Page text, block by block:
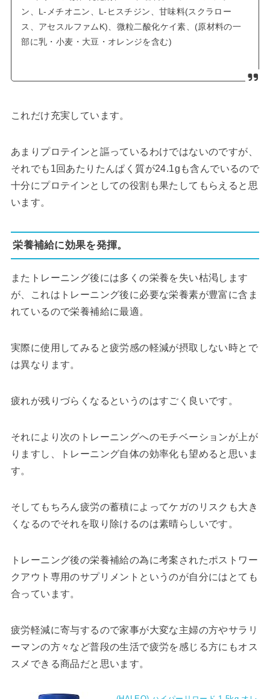
ン、L-メチオニン、L-ヒスチジン、甘味料(スクラロー
ス、アセスルファムK)、微粒二酸化ケイ素、(原材料の一
部に乳・小麦・大豆・オレンジを含む)
これだけ充実しています。
あまりプロテインと謳っているわけではないのですが、
それでも1回あたりたんぱく質が24.1gも含んでいるので
十分にプロテインとしての役割も果たしてもらえると思
います。
栄養補給に効果を発揮。
またトレーニング後には多くの栄養を失い枯渇します
が、これはトレーニング後に必要な栄養素が豊富に含ま
れているので栄養補給に最適。
実際に使用してみると疲労感の軽減が摂取しない時とで
は異なります。
疲れが残りづらくなるというのはすごく良いです。
それにより次のトレーニングへのモチベーションが上が
りますし、トレーニング自体の効率化も望めると思いま
す。
そしてもちろん疲労の蓄積によってケガのリスクも大き
くなるのでそれを取り除けるのは素晴らしいです。
トレーニング後の栄養補給の為に考案されたポストワー
クアウト専用のサプリメントというのが自分にはとても
合っています。
疲労軽減に寄与するので家事が大変な主婦の方やサラリ
ーマンの方々など普段の生活で疲労を感じる方にもオス
スメできる商品だと思います。